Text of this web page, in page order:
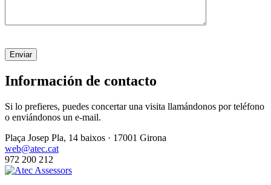
Información de contacto
Si lo prefieres, puedes concertar una visita llamándonos por teléfono
o enviándonos un e-mail.
Plaça Josep Pla, 14 baixos · 17001 Girona
web@atec.cat
972 200 212